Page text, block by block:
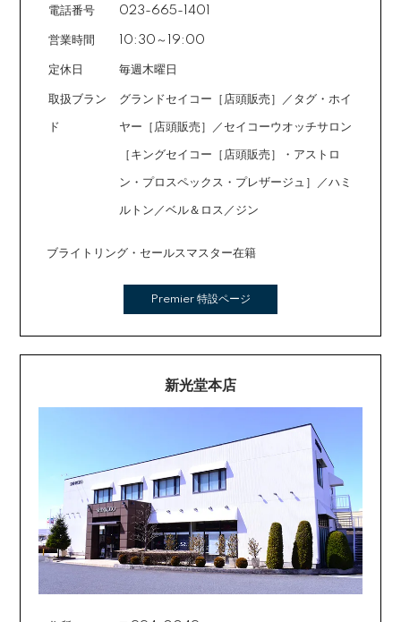
電話番号 023-665-1401
営業時間 10:30～19:00
定休日 毎週木曜日
取扱ブラン
ド
グランドセイコー［店頭販売］／タグ・ホイ
ヤー［店頭販売］／セイコーウオッチサロン
［キングセイコー［店頭販売］・アストロ
ン・プロスペックス・プレザージュ］／ハミ
ルトン／ベル＆ロス／ジン
ブライトリング・セールスマスター在籍
Premier 特設ページ
新光堂本店